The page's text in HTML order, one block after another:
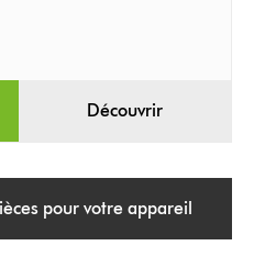
Découvrir
pour votre appareil